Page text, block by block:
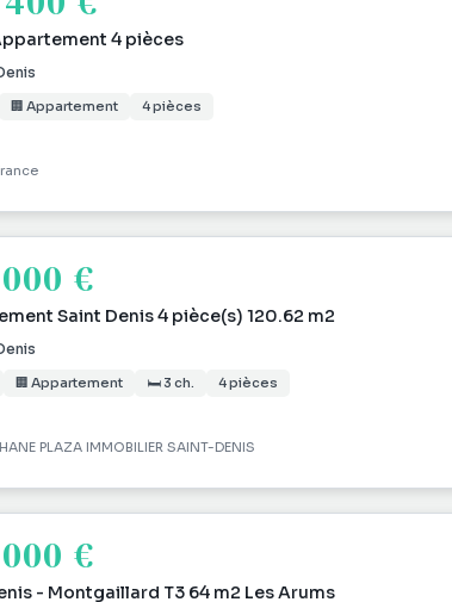
4 pièces
🏢 Appartement 4 pièces
€
Saint Denis 4 pièce(s) 120.62 m2
🏢 Appartement 🛏 3 ch. 4 pièces
PLAZA IMMOBILIER SAINT-DENIS
€
- Montgaillard T3 64 m2 Les Arums